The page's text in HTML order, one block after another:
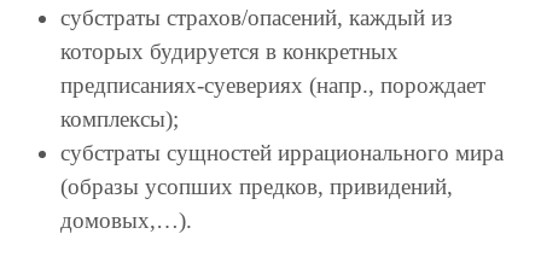
субстраты страхов/опасений, каждый из
которых будируется в конкретных
предписаниях-суевериях (напр., порождает
комплексы);
субстраты сущностей иррационального мира
(образы усопших предков, привидений,
домовых,…).